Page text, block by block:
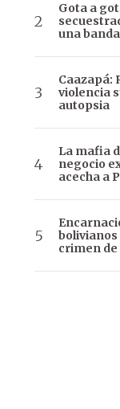
Gota a
una
Caazapá:
violencia
autopsia
La mafia
negocio
acecha a
crimen